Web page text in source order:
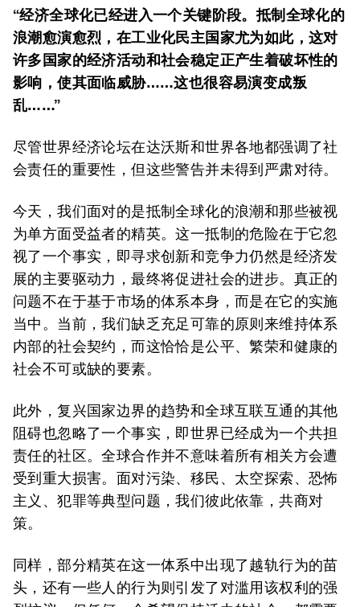
“经济全球化已经进入一个关键阶段。抵制全球化的
浪潮愈演愈烈 ，在工业化民主国家尤为如此，这对
许多国家的经济活动和社会稳定正产生着破坏性的
影响，使其面临威胁……这也很容易演变成叛
乱……”
尽管世界经济论坛在达沃斯和世界各地都强调了社
会责任的重要性，但这些警告并未得到严肃对待。
今天，我们面对的是抵制全球化的浪潮和那些被视
为单方面受益者的精英。这一抵制的危险在于它忽
视了一个事实，即寻求创新和竞争力仍然是经济发
展的主要驱动力，最终将促进社会的进步。真正的
问题不在于基于市场的体系本身，而是在它的实施
当中。当前，我们缺乏充足可靠的原则来维持体系
内部的社会契约，而这恰恰是公平、繁荣和健康的
社会不可或缺的要素。
此外，复兴国家边界的趋势和全球互联互通的其他
阻碍也忽略了一个事实，即世界已经成为一个共担
责任的社区。全球合作并不意味着所有相关方会遭
受到重大损害。面对污染、移民、太空探索、恐怖
主义、犯罪等典型问题，我们彼此依靠，共商对
策。
同样，部分精英在这一体系中出现了越轨行为的苗
头，还有一些人的行为则引发了对滥用该权利的强